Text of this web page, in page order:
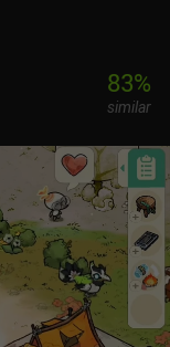
83%
similar